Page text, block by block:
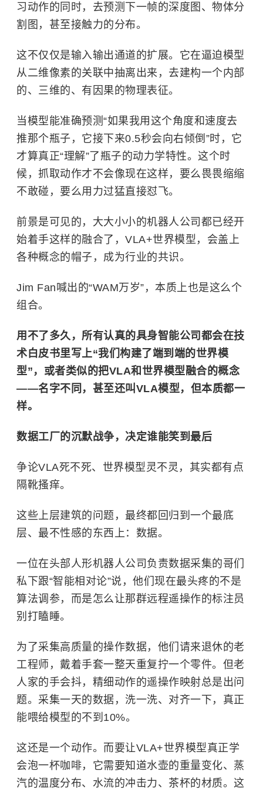
习动作的同时，去预测下一帧的深度图、物体分
割图，甚至接触力的分布。
这不仅仅是输入输出通道的扩展。它在逼迫模型
从二维像素的关联中抽离出来，去建构一个内部
的、三维的、有因果的物理表征。
当模型能准确预测“如果我用这个角度和速度去
推那个瓶子，它接下来0.5秒会向右倾倒”时，它
才算真正“理解”了瓶子的动力学特性。这个时
候，抓取动作才不会像现在这样，要么畏畏缩缩
不敢碰，要么用力过猛直接怼飞。
前景是可见的，大大小小的机器人公司都已经开
始着手这样的融合了，VLA+世界模型，会盖上
各种概念的帽子，成为行业的共识。
Jim Fan喊出的“WAM万岁”，本质上也是这么个
组合。
用不了多久，所有认真的具身智能公司都会在技
术白皮书里写上“我们构建了端到端的世界模
型”，或者类似的把VLA和世界模型融合的概念
——名字不同，甚至还叫VLA模型，但本质都一
样。
数据工厂的沉默战争，决定谁能笑到最后
争论VLA死不死、世界模型灵不灵，其实都有点
隔靴搔痒。
这些上层建筑的问题，最终都回归到一个最底
层、最不性感的东西上：数据。
一位在头部人形机器人公司负责数据采集的哥们
私下跟“智能相对论”说，他们现在最头疼的不是
算法调参，而是怎么让那群远程遥操作的标注员
别打瞌睡。
为了采集高质量的操作数据，他们请来退休的老
工程师，戴着手套一整天重复拧一个零件。但老
人家的手会抖，精细动作的遥操作映射总是出问
题。采集一天的数据，洗一洗、对齐一下，真正
能喂给模型的不到10%。
这还是一个动作。而要让VLA+世界模型真正学
会泡一杯咖啡，它需要知道水壶的重量变化、蒸
汽的温度分布、水流的冲击力、茶杯的材质。这